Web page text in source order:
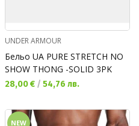
UNDER ARMOUR
Бельо UA PURE STRETCH NO
SHOW THONG -SOLID 3PK
Текуща цена:
28,00 € / 54,76 лв.
NEW